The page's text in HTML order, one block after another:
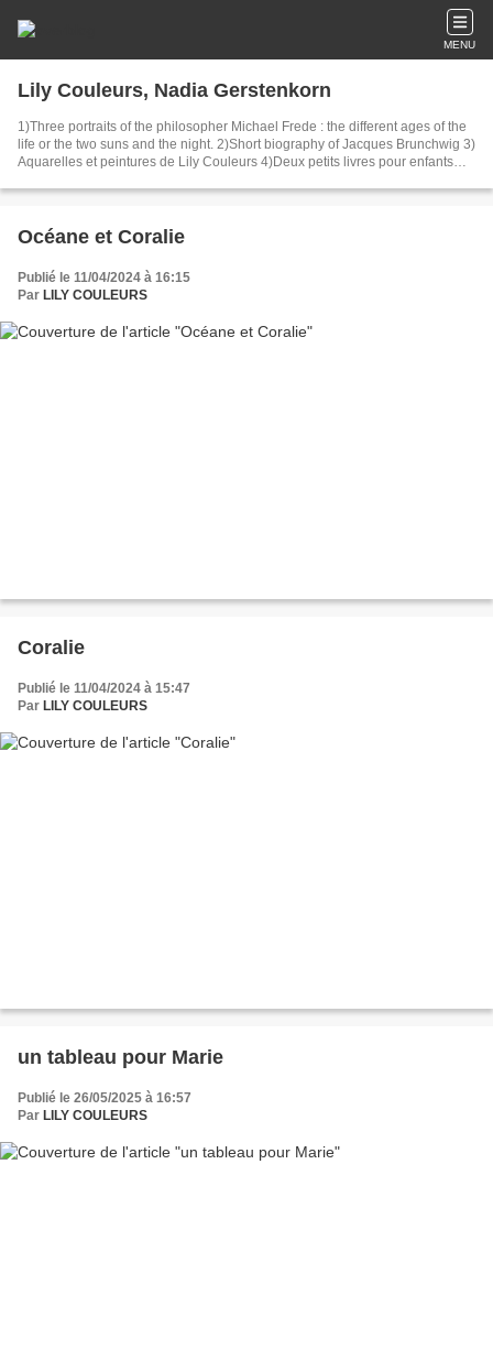
MENU
Lily Couleurs, Nadia Gerstenkorn
1)Three portraits of the philosopher Michael Frede : the different ages of the
life or the two suns and the night. 2)Short biography of Jacques Brunchwig 3)
Aquarelles et peintures de Lily Couleurs 4)Deux petits livres pour enfants
voyage de Michaël le Philosophe - Michaël the Pilosopher's travel. 5)Histoire
par Nicolas Poussin.
Océane et Coralie
Publié le 11/04/2024 à 16:15
Par LILY COULEURS
Coralie
Publié le 11/04/2024 à 15:47
Par LILY COULEURS
un tableau pour Marie
Publié le 26/05/2025 à 16:57
Par LILY COULEURS